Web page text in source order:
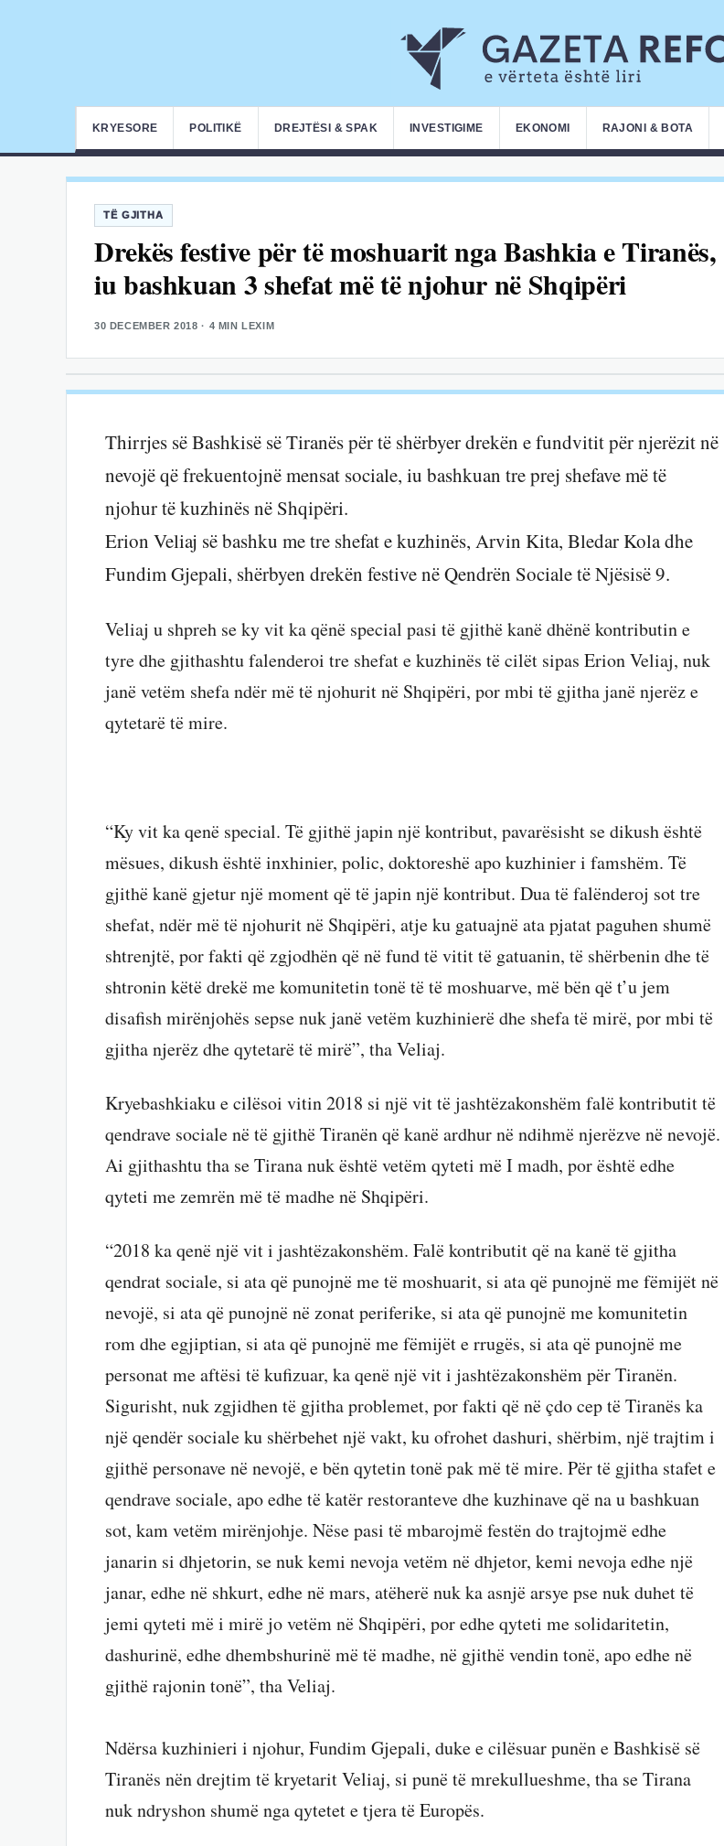
KRYESORE POLITIKË DREJTËSI & SPAK INVESTIGIME EKONOMI RAJONI & BOTA
TË GJITHA
Drekës festive për të moshuarit nga Bashkia e Tiranës,
iu bashkuan 3 shefat më të njohur në Shqipëri
30 DECEMBER 2018 · 4 MIN LEXIM
Thirrjes së Bashkisë së Tiranës për të shërbyer drekën e fundvitit për njerëzit në
nevojë që frekuentojnë mensat sociale, iu bashkuan tre prej shefave më të
njohur të kuzhinës në Shqipëri.
Erion Veliaj së bashku me tre shefat e kuzhinës, Arvin Kita, Bledar Kola dhe
Fundim Gjepali, shërbyen drekën festive në Qendrën Sociale të Njësisë 9.
Veliaj u shpreh se ky vit ka qënë special pasi të gjithë kanë dhënë kontributin e
tyre dhe gjithashtu falenderoi tre shefat e kuzhinës të cilët sipas Erion Veliaj, nuk
janë vetëm shefa ndër më të njohurit në Shqipëri, por mbi të gjitha janë njerëz e
qytetarë të mire.
“Ky vit ka qenë special. Të gjithë japin një kontribut, pavarësisht se dikush është
mësues, dikush është inxhinier, polic, doktoreshë apo kuzhinier i famshëm. Të
gjithë kanë gjetur një moment që të japin një kontribut. Dua të falënderoj sot tre
shefat, ndër më të njohurit në Shqipëri, atje ku gatuajnë ata pjatat paguhen shumë
shtrenjtë, por fakti që zgjodhën që në fund të vitit të gatuanin, të shërbenin dhe të
shtronin këtë drekë me komunitetin tonë të të moshuarve, më bën që t’u jem
disafish mirënjohës sepse nuk janë vetëm kuzhinierë dhe shefa të mirë, por mbi të
gjitha njerëz dhe qytetarë të mirë”, tha Veliaj.
Kryebashkiaku e cilësoi vitin 2018 si një vit të jashtëzakonshëm falë kontributit të
qendrave sociale në të gjithë Tiranën që kanë ardhur në ndihmë njerëzve në nevojë.
Ai gjithashtu tha se Tirana nuk është vetëm qyteti më I madh, por është edhe
qyteti me zemrën më të madhe në Shqipëri.
“2018 ka qenë një vit i jashtëzakonshëm. Falë kontributit që na kanë të gjitha
qendrat sociale, si ata që punojnë me të moshuarit, si ata që punojnë me fëmijët në
nevojë, si ata që punojnë në zonat periferike, si ata që punojnë me komunitetin
rom dhe egjiptian, si ata që punojnë me fëmijët e rrugës, si ata që punojnë me
personat me aftësi të kufizuar, ka qenë një vit i jashtëzakonshëm për Tiranën.
Sigurisht, nuk zgjidhen të gjitha problemet, por fakti që në çdo cep të Tiranës ka
një qendër sociale ku shërbehet një vakt, ku ofrohet dashuri, shërbim, një trajtim i
gjithë personave në nevojë, e bën qytetin tonë pak më të mire. Për të gjitha stafet e
qendrave sociale, apo edhe të katër restoranteve dhe kuzhinave që na u bashkuan
sot, kam vetëm mirënjohje. Nëse pasi të mbarojmë festën do trajtojmë edhe
janarin si dhjetorin, se nuk kemi nevoja vetëm në dhjetor, kemi nevoja edhe një
janar, edhe në shkurt, edhe në mars, atëherë nuk ka asnjë arsye pse nuk duhet të
jemi qyteti më i mirë jo vetëm në Shqipëri, por edhe qyteti me solidaritetin,
dashurinë, edhe dhembshurinë më të madhe, në gjithë vendin tonë, apo edhe në
gjithë rajonin tonë”, tha Veliaj.
Ndërsa kuzhinieri i njohur, Fundim Gjepali, duke e cilësuar punën e Bashkisë së
Tiranës nën drejtim të kryetarit Veliaj, si punë të mrekullueshme, tha se Tirana
nuk ndryshon shumë nga qytetet e tjera të Europës.